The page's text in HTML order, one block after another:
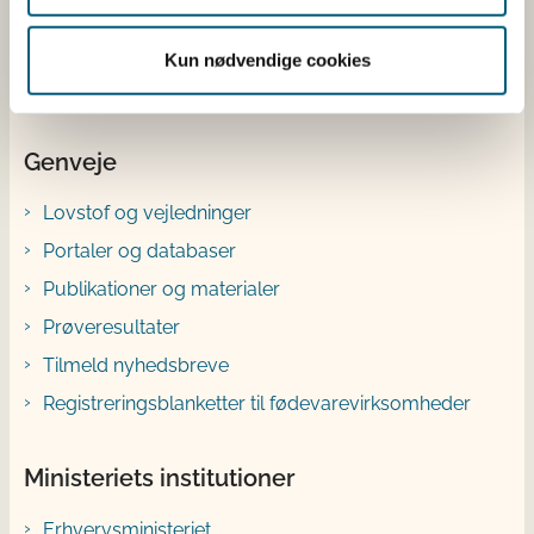
Kun nødvendige cookies
Bluesky
Genveje
Lovstof og vejledninger
Portaler og databaser
Publikationer og materialer
Prøveresultater
Tilmeld nyhedsbreve
Registreringsblanketter til fødevarevirksomheder
Ministeriets institutioner
Erhvervsministeriet